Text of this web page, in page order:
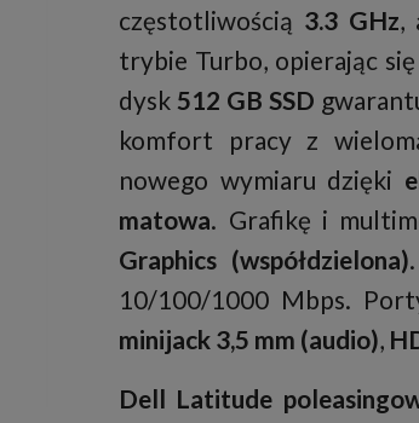
częstotliwością 3.3 GHz,
trybie Turbo, opierając się
dysk 512 GB SSD
komfort pracy z
nowego wymiaru dzięki
matowa. Grafikę i
Graphics (współdzielona)
10/100/1000 Mbps.
minijack 3,5 mm (audio),
Dell Latitude